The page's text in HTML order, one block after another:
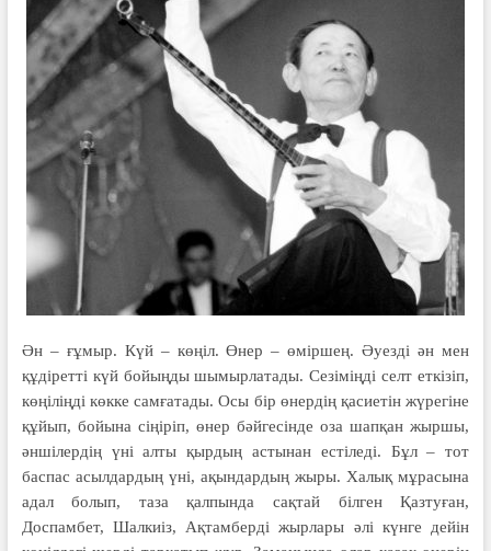
Ән – ғұмыр. Күй – көңіл. Өнер – өміршең. Әуезді ән мен
құдіретті күй бойыңды шымырлатады. Сезіміңді селт еткізіп,
көңіліңді көкке самғатады. Осы бір өнердің қасиетін жүрегіне
құйып, бойына сіңіріп, өнер бәйгесінде оза шапқан жыршы,
әншілердің үні алты қырдың астынан естіледі. Бұл – тот
баспас асылдардың үні, ақындардың жыры. Халық мұрасына
адал болып, таза қалпында сақтай білген Қазтуған,
Доспамбет, Шалкиіз, Ақтамберді жырлары әлі күнге дейін